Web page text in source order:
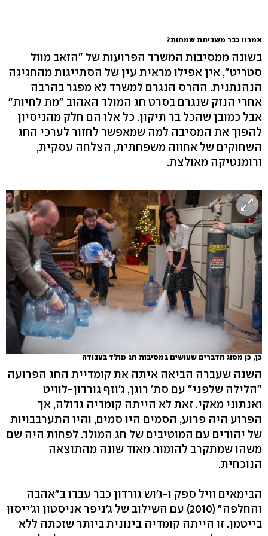
אמרנו כבר משביתת שמחות?
בשונה ממסיבות המשרד הפרועות של "הזאב מוול
סטריט", אין אפילו מראית עין של הסתייגות מהחגיגה
הנהנתנית. ההרס הנגרם למשרד לא מפגר בהרבה
אחרי הנזק שנגרם בסרט חג המולד האהוב "מת לחיות"
אבל כמובן שהכל בר תיקון. כל אלו הם חלק מהניסיון
להפוך את המסיבה למה שמאפשר לחזור לערכי החג
השחוקים של אחווה משפחתית, הצלחה עסקית,
ורומנטיקה מאולצת.
כן, כן מסוג הדברים שעושים במסיבות חג מולד בעבודה
השנה שעברה הביאה איתה את קומדיית החג הפרועה
"הלילה שלפני" עם סת' רוגן, ג'וזף גורדון-לוויט
ואנתוני מאקי. זאת לא הייתה קומדיה גדולה, אך
הפרוע היה פרוע, הסמים היו סמים, והיו התערבבויות
של יהודים עם המוטיבים של חג המולד. לפחות היה שם
משהו שמתקרב להומור. מאוד שונה מהתוצאה
הנוכחית.
הבימאים וויל ספק ו-ג'וש גורדון כבר עבדו ב"אהבה
והחלפה" (2010) עם השילוב של ג'ניפר אניסטון וג'ייסון
בייטמן. זו הייתה קומדיה בינונית ביותר שזכתה ללא